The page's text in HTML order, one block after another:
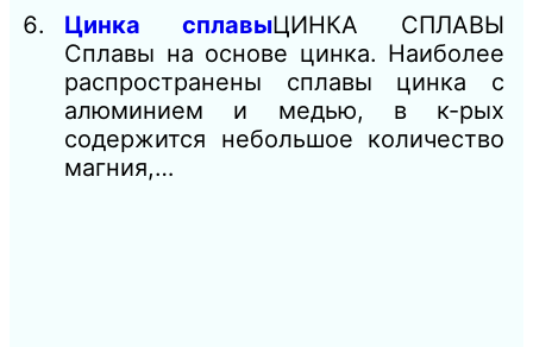
Цинка сплавыЦИНКА СПЛАВЫ
Сплавы на основе цинка. Наиболее
распространены сплавы цинка с
алюминием и медью, в к-рых
содержится небольшое количество
магния,…